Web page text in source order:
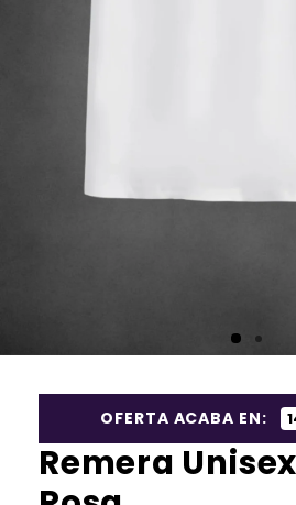
OFERTA ACABA EN:
Remera